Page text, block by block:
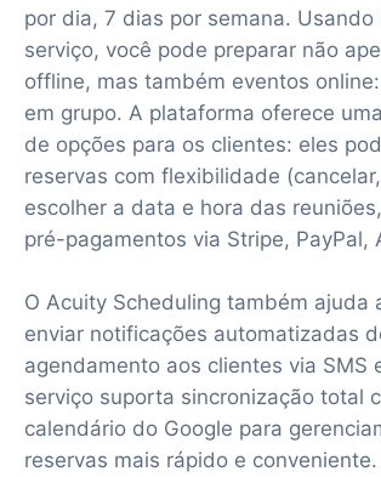
por dia, 7 dias por semana.
serviço, você pode preparar não
offline, mas também eventos
em grupo. A plataforma oferece
de opções para os clientes: eles
reservas com flexibilidade
escolher a data e hora das
pré-pagamentos via Stripe, PayPal,
O Acuity Scheduling também ajuda
enviar notificações automatizadas
agendamento aos clientes via SMS
serviço suporta sincronização total
calendário do Google para
reservas mais rápido e